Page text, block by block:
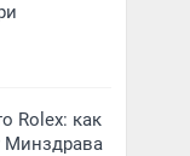
Rolex: как
Минздрава